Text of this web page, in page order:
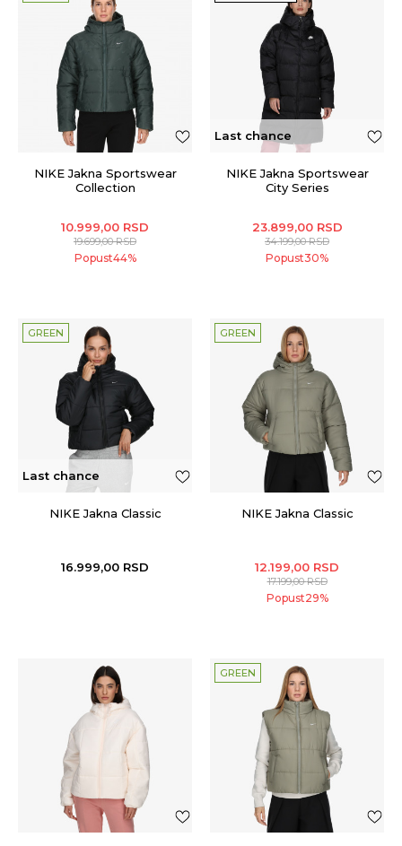
NIKE Jakna Sportswear
Collection
10.999,00 RSD
19.699,00RSD
Popust44%
Last chance
NIKE Jakna Sportswear
City Series
23.899,00 RSD
34.199,00RSD
Popust30%
GREEN
Last chance
NIKE Jakna Classic
16.999,00 RSD
GREEN
NIKE Jakna Classic
12.199,00 RSD
17.199,00RSD
Popust29%
GREEN